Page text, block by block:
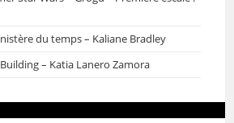
du temps – Kaliane Bradley
– Katia Lanero Zamora